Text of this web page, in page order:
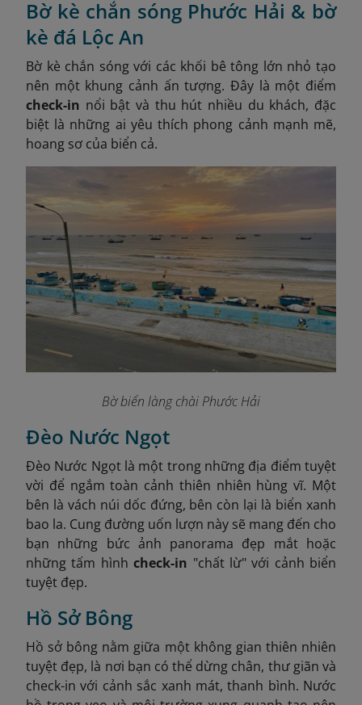
Bờ kè chắn sóng Phước Hải & bờ
kè đá Lộc An
Bờ kè chắn sóng với các khối bê tông lớn nhỏ tạo
nên một khung cảnh ấn tượng. Đây là một điểm
check-in nổi bật và thu hút nhiều du khách, đặc
biệt là những ai yêu thích phong cảnh mạnh mẽ,
hoang sơ của biển cả.
Bờ biển làng chài Phước Hải
Đèo Nước Ngọt
Đèo Nước Ngọt là một trong những địa điểm tuyệt
vời để ngắm toàn cảnh thiên nhiên hùng vĩ. Một
bên là vách núi dốc đứng, bên còn lại là biển xanh
bao la. Cung đường uốn lượn này sẽ mang đến cho
bạn những bức ảnh panorama đẹp mắt hoặc
những tấm hìnhcheck-in "chất lừ" với cảnh biển
tuyệt đẹp.
Hồ Sở Bông
Hồ sở bông nằm giữa một không gian thiên nhiên
tuyệt đẹp, là nơi bạn có thể dừng chân, thư giãn và
check-in với cảnh sắc xanh mát, thanh bình. Nước